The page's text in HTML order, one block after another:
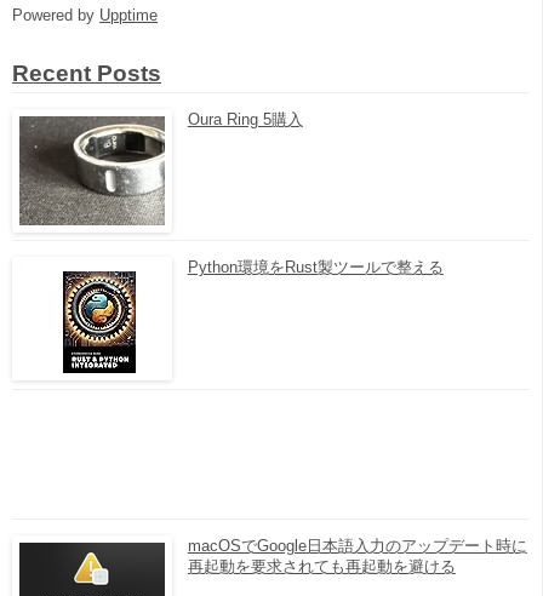
Powered by Upptime
Recent Posts
Oura Ring 5購入
Python環境をRust製ツールで整える
macOSでGoogle日本語入力のアップデート時に
再起動を要求されても再起動を避ける